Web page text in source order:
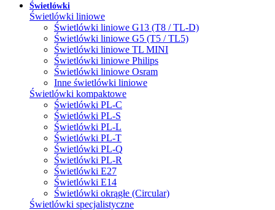
Świetlówki
Świetlówki liniowe
Świetlówki liniowe G13 (T8 / TL-D)
Świetlówki liniowe G5 (T5 / TL5)
Świetlówki liniowe TL MINI
Świetlówki liniowe Philips
Świetlówki liniowe Osram
Inne świetlówki liniowe
Świetlówki kompaktowe
Świetlówki PL-C
Świetlówki PL-S
Świetlówki PL-L
Świetlówki PL-T
Świetlówki PL-Q
Świetlówki PL-R
Świetlówki E27
Świetlówki E14
Świetlówki okrągłe (Circular)
Świetlówki specjalistyczne